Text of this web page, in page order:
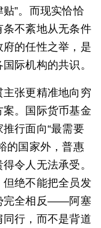
”。而现实恰恰
不紊地从无条件
的任性之举，是
际机构的共识。
张更精准地向穷
。国际货币基金
行面向“最需要
的国家外，普惠
令人无法承受。
但绝不能把全员发
完全相反——阿塞
行，而不是背道